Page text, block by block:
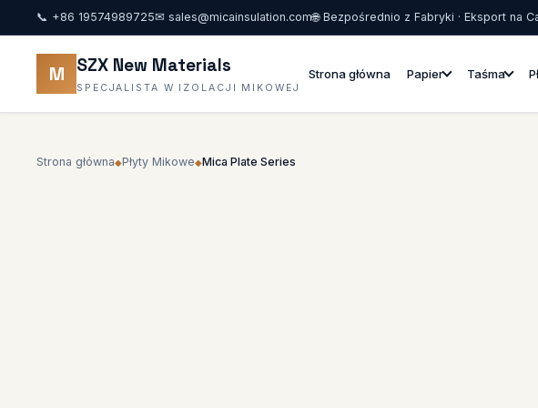
📞 +86 19574989725✉ sales@micainsulation.com🌐 Bezpośrednio z Fabryki · Eksport na
M SZX New Materials
SPECJALISTA W IZOLACJI MIKOWEJ
Strona główna Papier Taśma
Strona główna◆Płyty Mikowe◆Mica Plate Series